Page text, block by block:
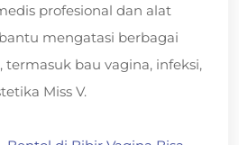
profesional dan alat
mengatasi berbagai
bau vagina, infeksi,
Miss V.